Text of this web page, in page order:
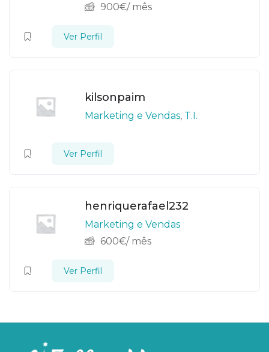
900€/ mês
Ver Perfil
kilsonpaim
Marketing e Vendas, T.I.
Ver Perfil
henriquerafael232
Marketing e Vendas
600€/ mês
Ver Perfil